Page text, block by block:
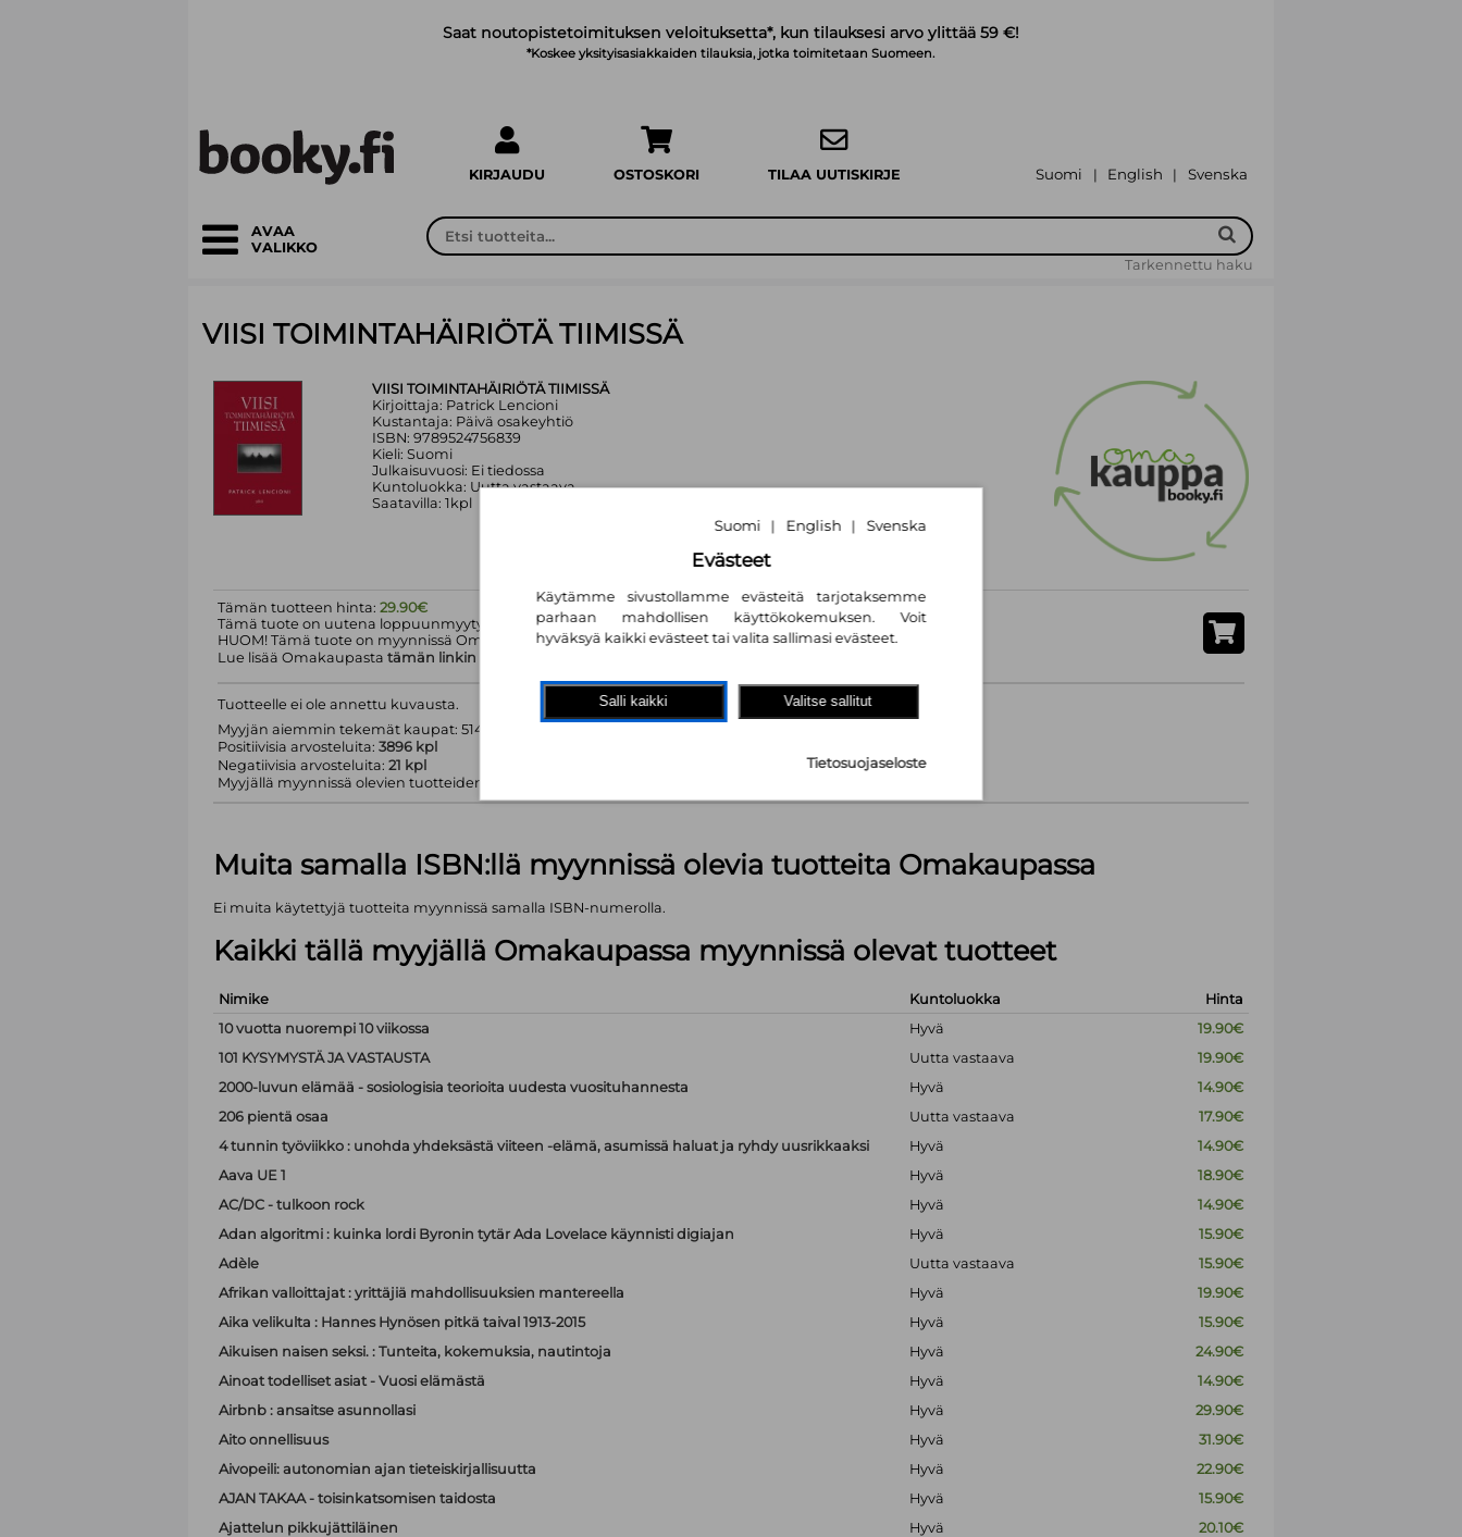
Saat noutopistetoimituksen veloituksetta*, kun tilauksesi arvo ylittää 59 €!
*Koskee yksityisasiakkaiden tilauksia, jotka toimitetaan Suomeen.
KIRJAUDU OSTOSKORI TILAA UUTISKIRJE Suomi | English | Svenska
AVAA
VALIKKO
Tarkennettu haku
VIISI TOIMINTAHÄIRIÖTÄ TIIMISSÄ
VIISI TOIMINTAHÄIRIÖTÄ TIIMISSÄ
Kirjoittaja: Patrick Lencioni
Kustantaja: Päivä osakeyhtiö
ISBN: 9789524756839
Kieli: Suomi
Julkaisuvuosi: Ei tiedossa
Kuntoluokka: Uutta vastaava
Saatavilla: 1kpl
Tämän tuotteen hinta: 29.90€
Tämä tuote on uutena loppuunmyyty.
HUOM! Tämä tuote on myynnissä Omakaupassa
Lue lisää Omakaupasta tämän linkin
Tuotteelle ei ole annettu kuvausta.
Myyjän aiemmin tekemät kaupat: 5143 kpl
Positiivisia arvosteluita: 3896 kpl
Negatiivisia arvosteluita: 21 kpl
Myyjällä myynnissä olevien tuotteiden määrä (kts. alla): 1499 kpl
Muita samalla ISBN:llä myynnissä olevia tuotteita Omakaupassa
Ei muita käytettyjä tuotteita myynnissä samalla ISBN-numerolla.
Kaikki tällä myyjällä Omakaupassa myynnissä olevat tuotteet
Nimike Kuntoluokka
Hinta
10 vuotta nuorempi 10 viikossa
Hyvä
19.90€
101 KYSYMYSTÄ JA VASTAUSTA
Uutta vastaava
19.90€
2000-luvun elämää - sosiologisia teorioita uudesta vuosituhannesta
Hyvä
14.90€
206 pientä osaa
Uutta vastaava
17.90€
4 tunnin työviikko : unohda yhdeksästä viiteen -elämä, asumissä haluat ja ryhdy uusrikkaaksi
Hyvä
14.90€
Aava UE 1
Hyvä
18.90€
AC/DC - tulkoon rock
Hyvä
14.90€
Adan algoritmi : kuinka lordi Byronin tytär Ada Lovelace käynnisti digiajan
Hyvä
15.90€
Adèle
Uutta vastaava
15.90€
Afrikan valloittajat : yrittäjiä mahdollisuuksien mantereella
Hyvä
19.90€
Aika velikulta : Hannes Hynösen pitkä taival 1913-2015
Hyvä
15.90€
Aikuisen naisen seksi. : Tunteita, kokemuksia, nautintoja
Hyvä
24.90€
Ainoat todelliset asiat - Vuosi elämästä
Hyvä
14.90€
Airbnb : ansaitse asunnollasi
Hyvä
29.90€
Aito onnellisuus
Hyvä
31.90€
Aivopeili: autonomian ajan tieteiskirjallisuutta
Hyvä
22.90€
AJAN TAKAA - toisinkatsomisen taidosta
Hyvä
15.90€
Ajattelun pikkujättiläinen
Hyvä
20.10€
Suomi | English | Svenska
Evästeet
Käytämme sivustollamme evästeitä tarjotaksemme
parhaan mahdollisen käyttökokemuksen. Voit
hyväksyä kaikki evästeet tai valita sallimasi evästeet.
Salli kaikki Valitse sallitut
Tietosuojaseloste